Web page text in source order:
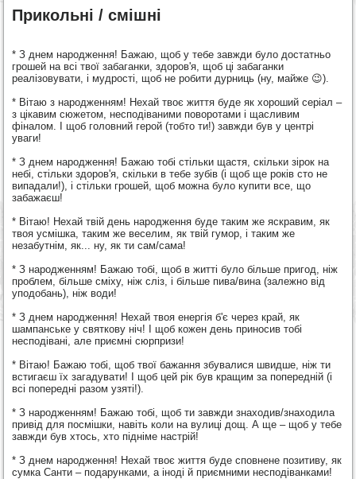
Прикольні / смішні
* З днем народження! Бажаю, щоб у тебе завжди було достатньо
грошей на всі твої забаганки, здоров'я, щоб ці забаганки
реалізовувати, і мудрості, щоб не робити дурниць (ну, майже 😉).
* Вітаю з народженням! Нехай твоє життя буде як хороший серіал –
з цікавим сюжетом, несподіваними поворотами і щасливим
фіналом. І щоб головний герой (тобто ти!) завжди був у центрі
уваги!
* З днем народження! Бажаю тобі стільки щастя, скільки зірок на
небі, стільки здоров'я, скільки в тебе зубів (і щоб ще років сто не
випадали!), і стільки грошей, щоб можна було купити все, що
забажаєш!
* Вітаю! Нехай твій день народження буде таким же яскравим, як
твоя усмішка, таким же веселим, як твій гумор, і таким же
незабутнім, як... ну, як ти сам/сама!
* З народженням! Бажаю тобі, щоб в житті було більше пригод, ніж
проблем, більше сміху, ніж сліз, і більше пива/вина (залежно від
уподобань), ніж води!
* З днем народження! Нехай твоя енергія б'є через край, як
шампанське у святкову ніч! І щоб кожен день приносив тобі
несподівані, але приємні сюрпризи!
* Вітаю! Бажаю тобі, щоб твої бажання збувалися швидше, ніж ти
встигаєш їх загадувати! І щоб цей рік був кращим за попередній (і
всі попередні разом узяті!).
* З народженням! Бажаю тобі, щоб ти завжди знаходив/знаходила
привід для посмішки, навіть коли на вулиці дощ. А ще – щоб у тебе
завжди був хтось, хто підніме настрій!
* З днем народження! Нехай твоє життя буде сповнене позитиву, як
сумка Санти – подарунками, а іноді й приємними несподіванками!